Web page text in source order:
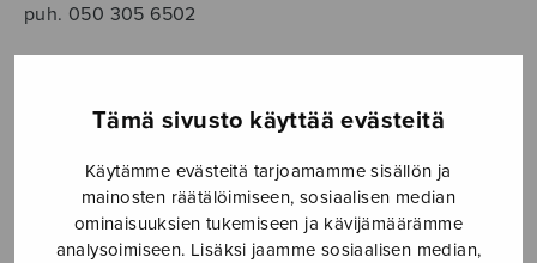
Tämä sivusto käyttää evästeitä
Käytämme evästeitä tarjoamamme sisällön ja
mainosten räätälöimiseen, sosiaalisen median
ominaisuuksien tukemiseen ja kävijämäärämme
analysoimiseen. Lisäksi jaamme sosiaalisen median,
puh. 050 305 6502
NÄYTÄ KARTALLA
Etusivu › Nuottikauppa › Diskanttikuoro ›